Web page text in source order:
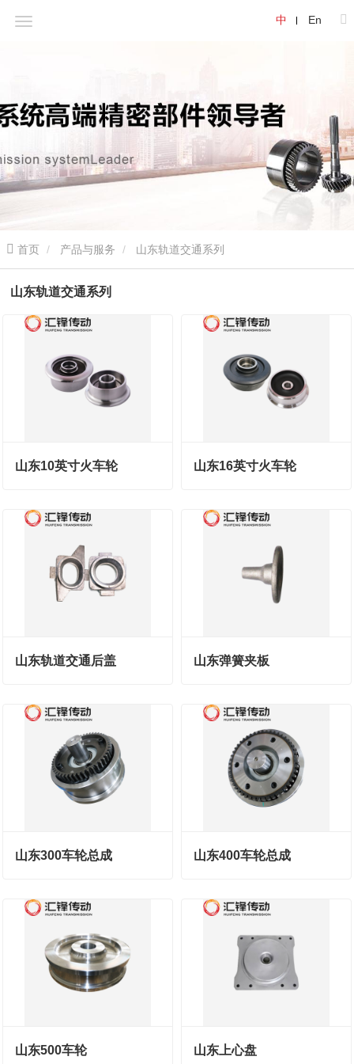
中 En
首页 产品与服务 山东轨道交通系列
山东轨道交通系列
山东10英寸火车轮 山东16英寸火车轮
山东轨道交通后盖 山东弹簧夹板
山东300车轮总成 山东400车轮总成
山东500车轮 山东上心盘